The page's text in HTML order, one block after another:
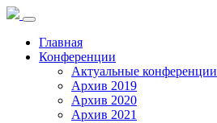
Toggle
navigation
Главная
Конференции
Актуальные конференции
Архив 2019
Архив 2020
Архив 2021